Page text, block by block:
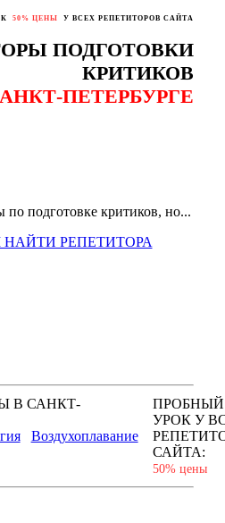
50% ЦЕНЫ У ВСЕХ РЕПЕТИТОРОВ САЙТА
ПОДГОТОВКИ
КРИТИКОВ
ПЕТЕРБУРГЕ
подготовке критиков, но...
РЕПЕТИТОРА
В САНКТ-
Воздухоплавание
ПРОБНЫЙ
УРОК У
САЙТА:
50% цены